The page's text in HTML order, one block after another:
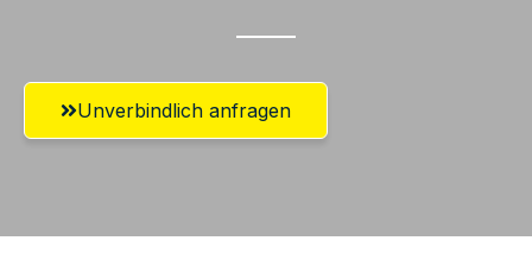
Unverbindlich anfragen